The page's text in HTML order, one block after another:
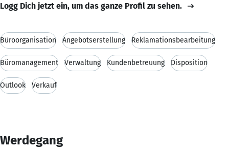
Logg Dich jetzt ein, um das ganze Profil zu sehen.
Büroorganisation Angebotserstellung Reklamationsbearbeitung
Büromanagement Verwaltung Kundenbetreuung Disposition
Outlook Verkauf
Werdegang